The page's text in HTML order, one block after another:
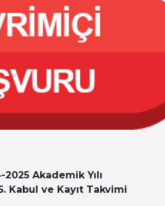
2025 Akademik Yılı
Kabul ve Kayıt Takvimi